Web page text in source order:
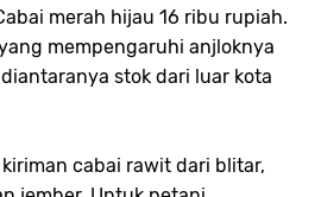
merah hijau 16 ribu rupiah.
mempengaruhi anjloknya
stok dari luar kota
cabai rawit dari blitar,